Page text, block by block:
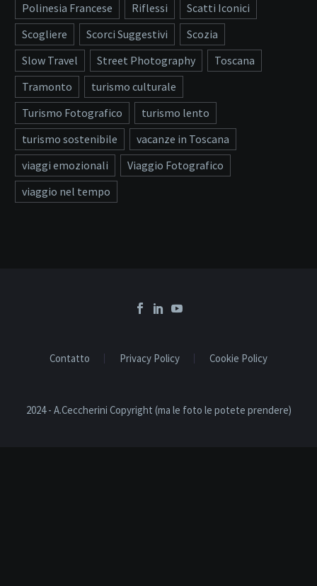
Polinesia Francese
Riflessi
Scatti Iconici
Scogliere
Scorci Suggestivi
Scozia
Slow Travel
Street Photography
Toscana
Tramonto
turismo culturale
Turismo Fotografico
turismo lento
turismo sostenibile
vacanze in Toscana
viaggi emozionali
Viaggio Fotografico
viaggio nel tempo
Contatto Privacy Policy Cookie Policy
2024 - A.Ceccherini Copyright (ma le foto le potete prendere)